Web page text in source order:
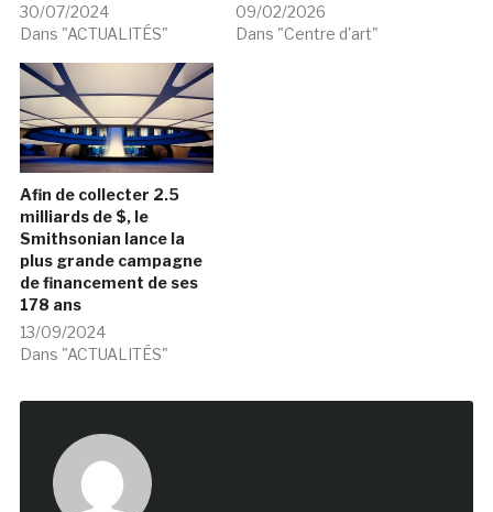
30/07/2024
Dans "ACTUALITÉS"
09/02/2026
Dans "Centre d'art"
Afin de collecter 2.5
milliards de $, le
Smithsonian lance la
plus grande campagne
de financement de ses
178 ans
13/09/2024
Dans "ACTUALITÉS"